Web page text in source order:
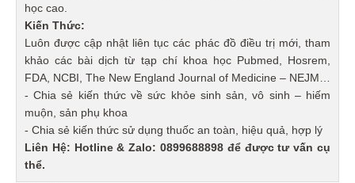
học cao.
Kiến Thức:
Luôn được cập nhật liên tục các phác đồ điều trị mới, tham
khảo các bài dịch từ tạp chí khoa học Pubmed, Hosrem,
FDA, NCBI, The New England Journal of Medicine – NEJM…
- Chia sẻ kiến thức về sức khỏe sinh sản, vô sinh – hiếm
muộn, sản phụ khoa
- Chia sẻ kiến thức sử dụng thuốc an toàn, hiệu quả, hợp lý
Liên Hệ: Hotline & Zalo: 0899688898 để được tư vấn cụ
thể.